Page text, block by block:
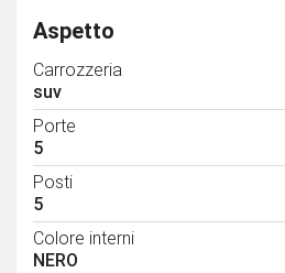
Aspetto
Carrozzeria
suv
Porte
5
Posti
5
Colore interni
NERO